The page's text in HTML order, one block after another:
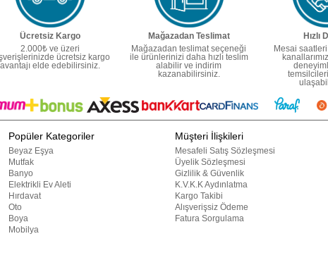
Ücretsiz Kargo
2.000₺ ve üzeri
ücretsiz kargo
avantajı elde edebilirsiniz.
Mağazadan Teslimat
Mağazadan teslimat seçeneği
ile ürünlerinizi daha hızlı teslim
alabilir ve indirim
kazanabilirsiniz.
Hızlı
Mesai
Popüler Kategoriler
Beyaz Eşya
Mutfak
Banyo
Elektrikli Ev Aleti
Hırdavat
Oto
Boya
Mobilya
Müşteri İlişkileri
Mesafeli Satış Sözleşmesi
Üyelik Sözleşmesi
Gizlilik & Güvenlik
K.V.K.K Aydınlatma
Kargo Takibi
Alışverişsiz Ödeme
Fatura Sorgulama